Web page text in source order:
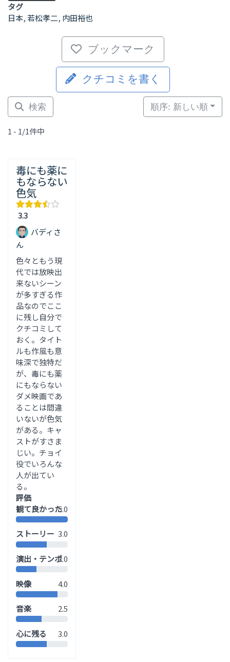
タグ
日本,若松孝二, 内田裕也
ブックマーク
クチコミを書く
検索
1 - 1/1件中
順序: 新しい順
毒にも薬に
もならない
色気
3.3
バディさ
ん
色々ともう現
代では放映出
来ないシーン
が多すぎる作
品なのでここ
に残し自分で
クチコミして
おく。タイト
ルも作風も意
味深で独特だ
が、毒にも薬
にもならない
ダメ映画であ
ることは間違
いないが色気
がある。キャ
ストがすさま
じい。チョイ
役でいろんな
人が出てい
る。
評価
観て良かった5.0
ストーリー 3.0
演出・テンポ2.0
映像 4.0
音楽 2.5
心に残る 3.0